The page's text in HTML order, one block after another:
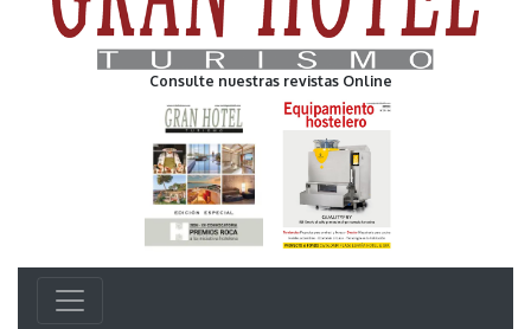
Consulte nuestras revistas Online